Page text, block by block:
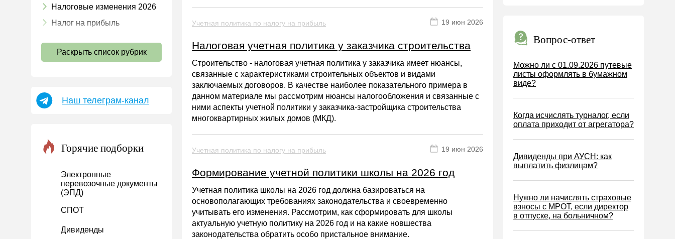
Налоговые изменения 2026
Налог на прибыль
Страховые взносы 2026
УСН
Земельный налог
Налог на рекламу
Торговый сбор
Туристический налог
ЕСХН
Раскрыть список рубрик
Наш телеграм-канал
Горячие подборки
Электронные
перевозочные документы
(ЭПД)
СПОТ
Дивиденды
Вопрос-ответ
Можно ли с 01.09.2026 путевые
листы оформлять в бумажном
виде?
Когда исчислять турналог, если
оплата приходит от агрегатора?
Дивиденды при АУСН: как
выплатить физлицам?
Нужно ли начислять страховые
взносы с МРОТ, если директор
в отпуске, на больничном?
Учетная политика по налогу на прибыль 19 июн 2026
Налоговая учетная политика у заказчика строительства
Строительство - налоговая учетная политика у заказчика имеет нюансы,
связанные с характеристиками строительных объектов и видами
заключаемых договоров. В качестве наиболее показательного примера в
данном материале мы рассмотрим нюансы налогообложения и связанные с
ними аспекты учетной политики у заказчика-застройщика строительства
многоквартирных жилых домов (МКД).
Учетная политика по налогу на прибыль 19 июн 2026
Формирование учетной политики школы на 2026 год
Учетная политика школы на 2026 год должна базироваться на
основополагающих требованиях законодательства и своевременно
учитывать его изменения. Рассмотрим, как сформировать для школы
актуальную учетную политику на 2026 год и на какие новшества
законодательства обратить особо пристальное внимание.